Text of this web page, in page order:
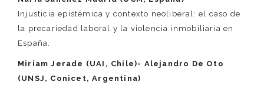
Injusticia epistémica y contexto neoliberal: el caso de
la precariedad laboral y la violencia inmobiliaria en
España.
Miriam Jerade (UAI, Chile)- Alejandro De Oto
(UNSJ, Conicet, Argentina)